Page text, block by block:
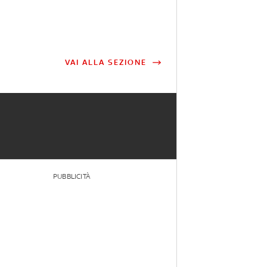
VAI ALLA SEZIONE
PUBBLICITÀ